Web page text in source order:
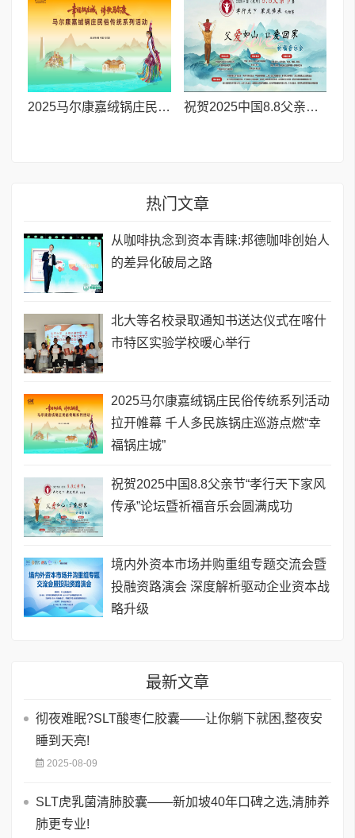
2025马尔康嘉绒锅庄民俗传统系列活动拉开帷幕 千人多民族锅庄巡游点燃“幸福锅庄城” 祝贺2025中国8.8父亲节“孝行天下家风传承”论坛暨祈福音乐会圆满成功
热门文章
从咖啡执念到资本青睐:邦德咖啡创始人
的差异化破局之路
北大等名校录取通知书送达仪式在喀什
市特区实验学校暖心举行
2025马尔康嘉绒锅庄民俗传统系列活动
拉开帷幕 千人多民族锅庄巡游点燃“幸
福锅庄城”
祝贺2025中国8.8父亲节“孝行天下家风
传承”论坛暨祈福音乐会圆满成功
境内外资本市场并购重组专题交流会暨
投融资路演会 深度解析驱动企业资本战
略升级
最新文章
彻夜难眠?SLT酸枣仁胶囊——让你躺下就困,整夜安
睡到天亮!
2025-08-09
SLT虎乳菌清肺胶囊——新加坡40年口碑之选,清肺养
肺更专业!